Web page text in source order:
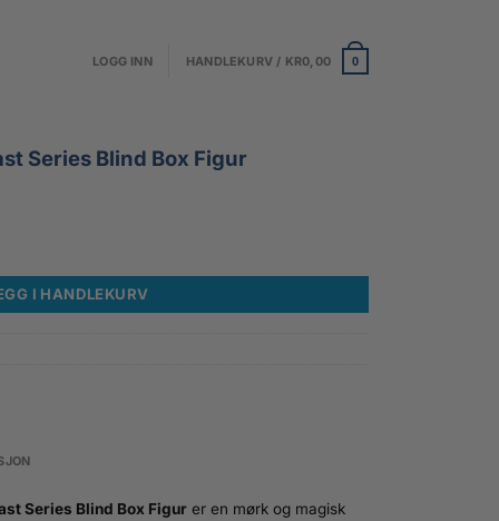
LOGG INN HANDLEKURV / KR0,00 0
Series Blind Box Figur
I HANDLEKURV
Series Blind Box Figur er en mørk og magisk